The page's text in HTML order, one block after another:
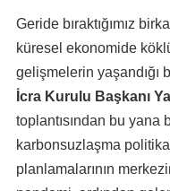
Geride bıraktığımız
küresel ekonomide
gelişmelerin yaşandığı
İcra Kurulu Başkanı
toplantısından bu
karbonsuzlaşma
planlamalarının